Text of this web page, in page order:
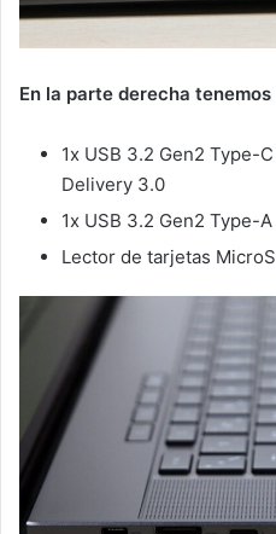
En la parte derecha
1x USB 3.2 Gen2 Type-
Delivery 3.0
1x USB 3.2 Gen2 Type-A
Lector de tarjetas